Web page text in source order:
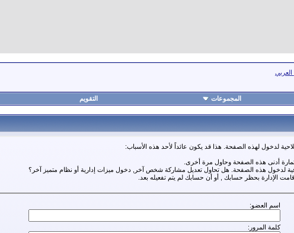
المجموعات التقويم
لدخول لهذه الصفحة. هذا قد يكون عائداً لأحد هذه الأسباب:
أدنى هذه الصفحة وحاول مرة أخرى.
لدخول هذه الصفحة. هل تحاول تعديل مشاركة شخص آخر, دخول ميزات إدارية أو نظام متميز آخر؟
الإدارة بحظر حسابك , أو أن حسابك لم يتم تفعيله بعد.
اسم العضو:
كلمة المرور: